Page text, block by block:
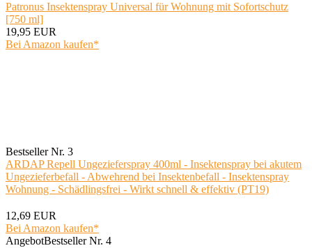
Patronus Insektenspray Universal für Wohnung mit Sofortschutz
[750 ml]
19,95 EUR
Bei Amazon kaufen*
Bestseller Nr. 3
ARDAP Repell Ungezieferspray 400ml - Insektenspray bei akutem
Ungezieferbefall - Abwehrend bei Insektenbefall - Insektenspray
Wohnung - Schädlingsfrei - Wirkt schnell & effektiv (PT19)
12,69 EUR
Bei Amazon kaufen*
AngebotBestseller Nr. 4